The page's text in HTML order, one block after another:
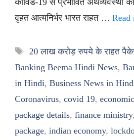
वृहत आत्मनिर्भर भारत राहत … Read
Tags
20 लाख करोड़ रुपये के राहत
Banking Beema Hindi News,
in Hindi, Business News in
Coronavirus, covid 19,
package details, finance ministry,
package, indian economy,